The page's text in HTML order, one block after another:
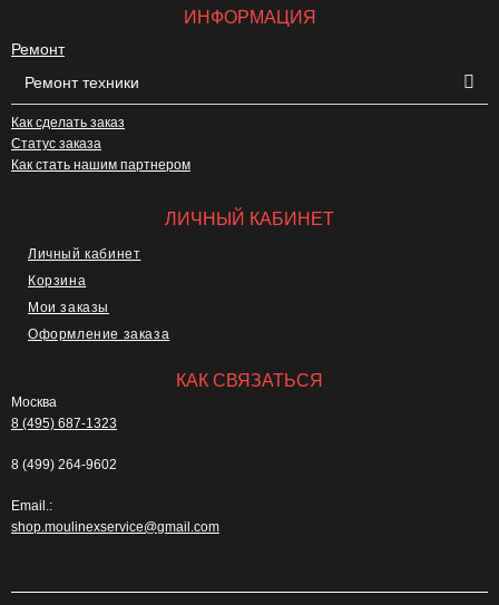
ИНФОРМАЦИЯ
Ремонт
Ремонт техники
Как сделать заказ
Статус заказа
Как стать нашим партнером
ЛИЧНЫЙ КАБИНЕТ
Личный кабинет
Корзина
Мои заказы
Оформление заказа
КАК СВЯЗАТЬСЯ
Москва
8 (495) 687-1323
8 (499) 264-9602
Email.:
shop.moulinexservice@gmail.com